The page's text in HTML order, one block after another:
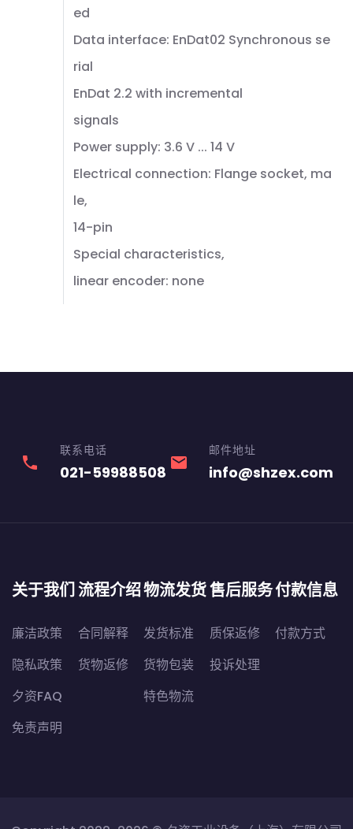
ed
Data interface: EnDat02 Synchronous se
rial
EnDat 2.2 with incremental
signals
Power supply: 3.6 V ... 14 V
Electrical connection: Flange socket, ma
le,
14-pin
Special characteristics,
linear encoder: none
phone
联系电话
021-59988508 email
邮件地址
info@shzex.com
关于我们
廉洁政策
隐私政策
夕资FAQ
免责声明
流程介绍
合同解释
货物返修
物流发货
发货标准
货物包装
特色物流
售后服务
质保返修
投诉处理
付款信息
付款方式